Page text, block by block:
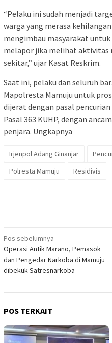
“Pelaku ini sudah menjadi
warga yang merasa
mengimbau masyarakat
melapor jika melihat aktivitas
sekitar,” ujar Kasat Reskrim.
Saat ini, pelaku dan seluruh
Mapolresta Mamuju untuk
dijerat dengan pasal
Pasal 363 KUHP, dengan
penjara. Ungkapnya
Irjenpol Adang Ginanjar
Polresta Mamuju
Residivis
Navigasi
pos
Pos sebelumnya
Operasi Antik Marano, Pemasok
dan Pengedar Narkoba di Mamuju
dibekuk Satresnarkoba
POS TERKAIT